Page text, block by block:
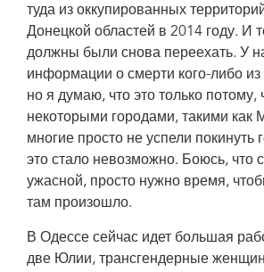
туда из оккупированных
Донецкой областей в 2014 году. И
должны были снова переехать. У
информации о смерти кого-либо из
но я думаю, что это только потому,
некоторыми городами, такими как
многие просто не успели покинуть
это стало невозможно. Боюсь, что
ужасной, просто нужно время,
там произошло.
В Одессе сейчас идет большая
две Юлии, трансгендерные